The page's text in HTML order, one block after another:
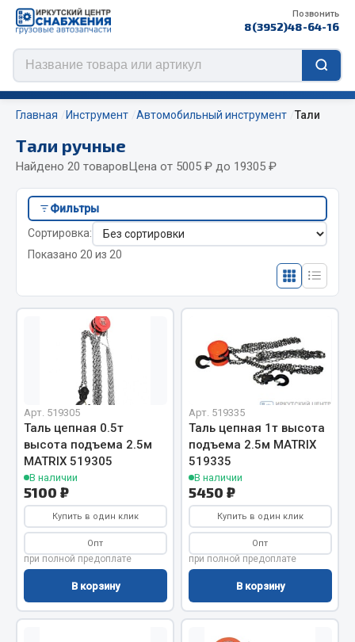
Позвонить
8(3952)48-64-16
Цепи противоскольжения
ЦЕПИ РОССИЯ
ЦЕПИ BOHU (Китай)
Изготовление цепей на колеса BOHU
Весь раздел
Отопители салона, подогреватели
Автономные воздушные отопители
Жидкостные подогреватели
Отопители салона
Подогреватели тосола
Весь раздел
Автотовары
Автозвук
Автокаталоги
Главная Инструмент Автомобильный инструмент Тали
Тали ручные
Найдено 20 товаровЦена от 5005 ₽ до 19305 ₽
Фильтры
Сортировка:
Показано 20 из 20
Арт. 519305
Таль цепная 0.5т
высота подъема 2.5м
MATRIX 519305
В наличии
5100 ₽
Купить в один клик
Опт
при полной предоплате
В корзину
Арт. 519335
Таль цепная 1т высота
подъема 2.5м MATRIX
519335
В наличии
5450 ₽
Купить в один клик
Опт
при полной предоплате
В корзину